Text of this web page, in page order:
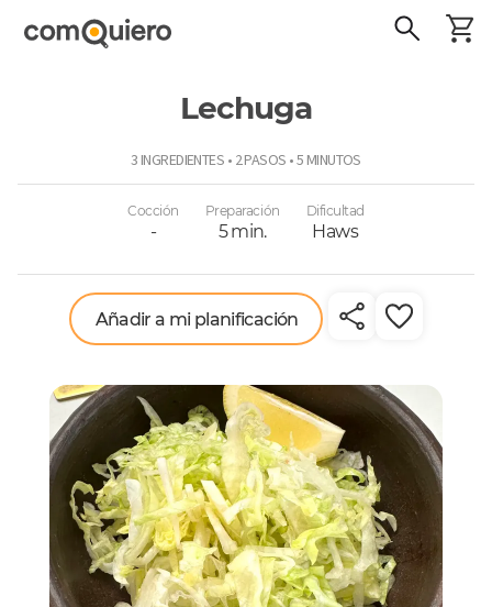
Lechuga
3 INGREDIENTES • 2 PASOS • 5 MINUTOS
Cocción
-
Preparación
5 min.
Dificultad
Haws
Añadir a mi planificación